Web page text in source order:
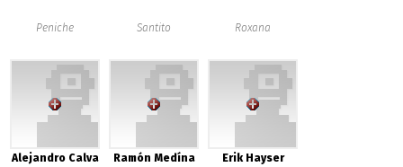
Peniche Santito Roxana
Alejandro Calva Ramón Medína Erik Hayser